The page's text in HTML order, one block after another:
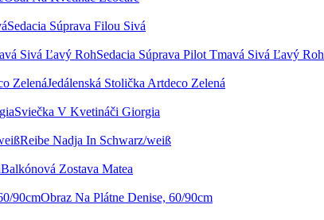
Sedacia Súprava Filou Sivá
Sedacia Súprava Pilot Tmavá Sivá Ľavý Roh
Jedálenská Stolička Artdeco Zelená
Sviečka V Kvetináči Giorgia
Reibe Nadja In Schwarz/weiß
Balkónová Zostava Matea
Obraz Na Plátne Denise, 60/90cm